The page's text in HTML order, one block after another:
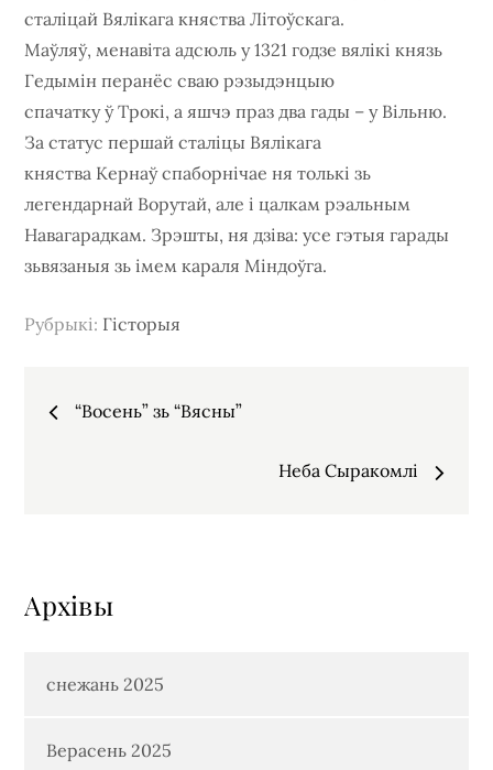
сталіцай Вялікага княства Літоўскага.
Маўляў, менавіта адсюль у 1321 годзе вялікі князь
Гедымін перанёс сваю рэзыдэнцыю
спачатку ў Трокі, а яшчэ праз два гады – у Вільню.
За статус першай сталіцы Вялікага
княства Кернаў спаборнічае ня толькі зь
легендарнай Ворутай, але і цалкам рэальным
Навагарадкам. Зрэшты, ня дзіва: усе гэтыя гарады
зьвязаныя зь імем караля Міндоўга.
Рубрыкi: Гісторыя
Навігацыя
“Восень” зь “Вясны”
Неба Сыракомлі
Архiвы
снежань 2025
Верасень 2025